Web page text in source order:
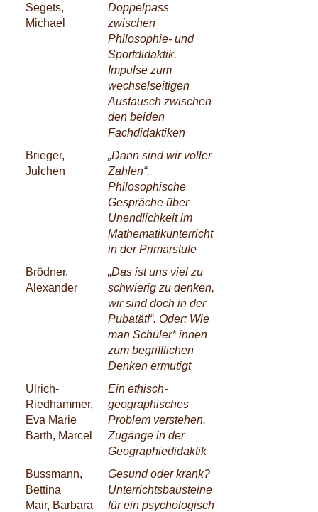
Segets,
Michael
Doppelpass
zwischen
Philosophie- und
Sportdidaktik.
Impulse zum
wechselseitigen
Austausch zwischen
den beiden
Fachdidaktiken
Brieger,
Julchen
„Dann sind wir voller
Zahlen“.
Philosophische
Gespräche über
Unendlichkeit im
Mathematikunterricht
in der Primarstufe
Brödner,
Alexander
„Das ist uns viel zu
schwierig zu denken,
wir sind doch in der
Pubatät!“. Oder: Wie
man Schüler* innen
zum begrifflichen
Denken ermutigt
Ulrich-
Riedhammer,
Eva Marie
Barth, Marcel
Ein ethisch-
geographisches
Problem verstehen.
Zugänge in der
Geographiedidaktik
Bussmann,
Bettina
Mair, Barbara
Gesund oder krank?
Unterrichtsbausteine
für ein psychologisch